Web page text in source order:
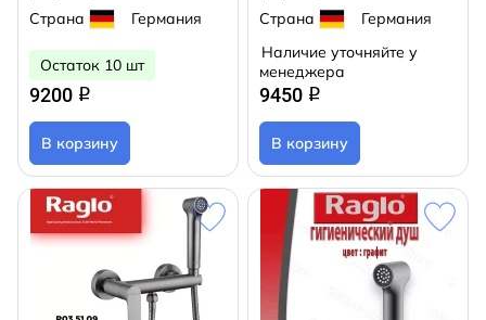
Страна
Германия
Остаток 10 шт
9200 q
В корзину
Страна
Германия
Наличие уточняйте у
менеджера
9450 q
В корзину